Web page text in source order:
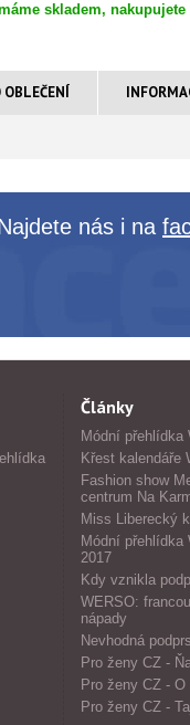
skladem,
OBLEČENÍ
nás i na
Články
Módní přehlídka
Křest kalendáře
Fashion show
centrum Na
Miss Liberecký
Módní přehlídka
2017
Kdy vznikla
WERSO:
nápady
Nevhodná
Pro ženy CZ -
Pro ženy CZ - O
Pro ženy CZ -